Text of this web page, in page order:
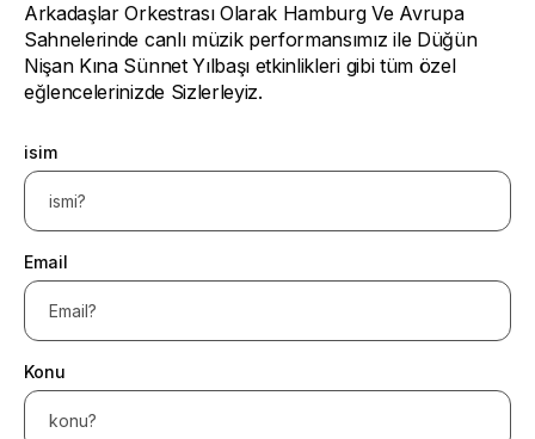
Arkadaşlar Orkestrası Olarak Hamburg Ve Avrupa
Sahnelerinde canlı müzik performansımız ile Düğün
Nişan Kına Sünnet Yılbaşı etkinlikleri gibi tüm özel
eğlencelerinizde Sizlerleyiz.
isim
Email
Konu